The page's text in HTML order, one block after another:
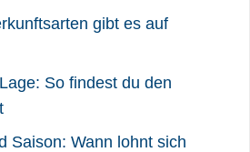
gibt es auf
So findest du den
Saison: Wann lohnt sich